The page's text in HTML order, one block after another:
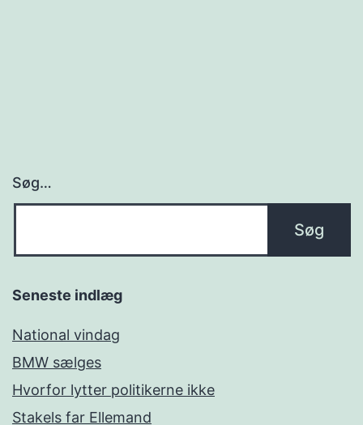
Søg…
Seneste indlæg
National vindag
BMW sælges
Hvorfor lytter politikerne ikke
Stakels far Ellemand